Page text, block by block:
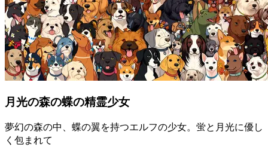
月光の森の蝶の精霊少女
夢幻の森の中、蝶の翼を持つエルフの少女。蛍と月光に優し
く包まれて